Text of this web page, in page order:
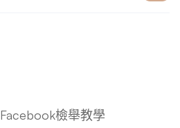
Facebook檢舉教學